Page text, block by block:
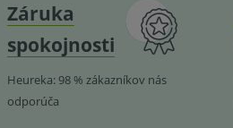
Záruka
spokojnosti
Heureka: 98 % zákazníkov nás
odporúča